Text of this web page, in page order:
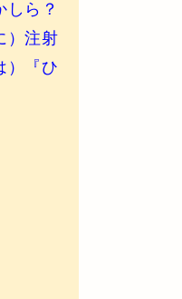
ら？
）注射
）『ひ